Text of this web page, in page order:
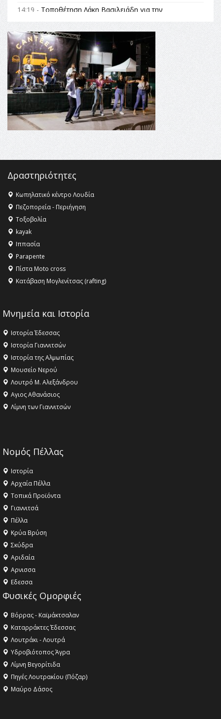
14:19 - Τοποθέτηση Λάκη Βασιλειάδη για την
Αναθεώρηση του Συντάγματος: «Σε τέτοιες κορυφαίες
θεσμικές διαδικασίες υπάρχει μόνο η ευθύνη απέναντι
στις επόμενες γενιές»
16:35 -Το πρόγραμμα του ΠΑΟΚ στον δεύτερο γύρο του
Champions League!
16:27 -Όλυμπος: Εντάχθηκε στον Κατάλογο Παγκόσμιας
Κληρονομιάς της UNESCO – Ομόφωνη η απόφαση Ο
Όλυμπος αναγνωρίστηκε ως φυσικό και πολιτιστικό
αγαθό εξέχουσας οικουμενικής αξίας για την
ανθρωπότητα
16:18 -
ΕΝΟΡΙΑΚΕΣ ΚΑΛΟΚΑΙΡΙΝΕΣ ΔΡΑΣΕΙΣ ΓΙΑ ΠΑΙΔΙΑ
ΣΤΗΝ ΕΔΕΣΣΑ
Δραστηριότητες
Κωπηλατικό κέντρο Λουδία
Πεζοπορεία - Περιήγηση
Τοξοβολία
kayak
Ιππασία
Parapente
Πίστα Moto cross
Κατάβαση Μογλενίτσας (rafting)
Μνημεία και Ιστορία
Ιστορία Έδεσσας
Ιστορία Γιαννιτσών
Ιστορία της Αλμωπίας
Μουσείο Νερού
Λουτρό Μ. Αλεξάνδρου
Αγιος Αθανάσιος
Λίμνη των Γιαννιτσών
Νομός Πέλλας
Ιστορία
Αρχαία Πέλλα
Τοπικά Προϊόντα
Γιαννιτσά
Πέλλα
Κρύα Βρύση
Σκύδρα
Αριδαία
Aρνισσα
Eδεσσα
Φυσικές Ομορφιές
Βόρρας - Καϊμάκτσαλαν
Καταρράκτες Έδεσσας
Λουτράκι - Λουτρά
Υδροβιότοπος Άγρα
Λίμνη Βεγορίτιδα
Πηγές Λουτρακίου (Πόζαρ)
Μαύρο Δάσος